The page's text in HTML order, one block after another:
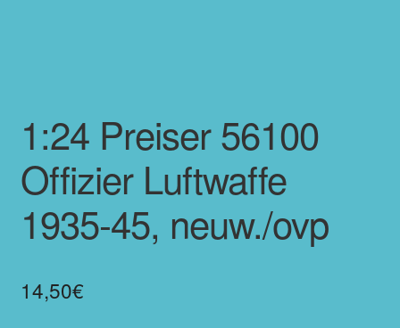
1:24 Preiser 56100
Offizier Luftwaffe
1935-45, neuw./ovp
14,50€